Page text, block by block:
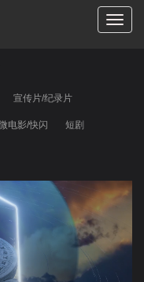
切
宣传片/纪录片
电影/快闪 短剧